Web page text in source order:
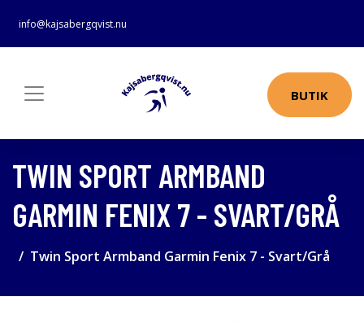
info@kajsabergqvist.nu
BUTIK
TWIN SPORT ARMBAND
GARMIN FENIX 7 - SVART/GRÅ
Twin Sport Armband Garmin Fenix 7 - Svart/Grå